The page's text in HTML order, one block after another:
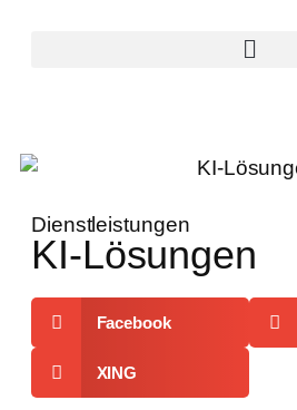
Dienstleistungen
KI-Lösungen
Facebook
XING